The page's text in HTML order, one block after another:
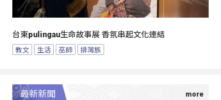
台東pulingau生命故事展 香氛串起文化連結
教文 生活 巫師 排灣族
最新新聞